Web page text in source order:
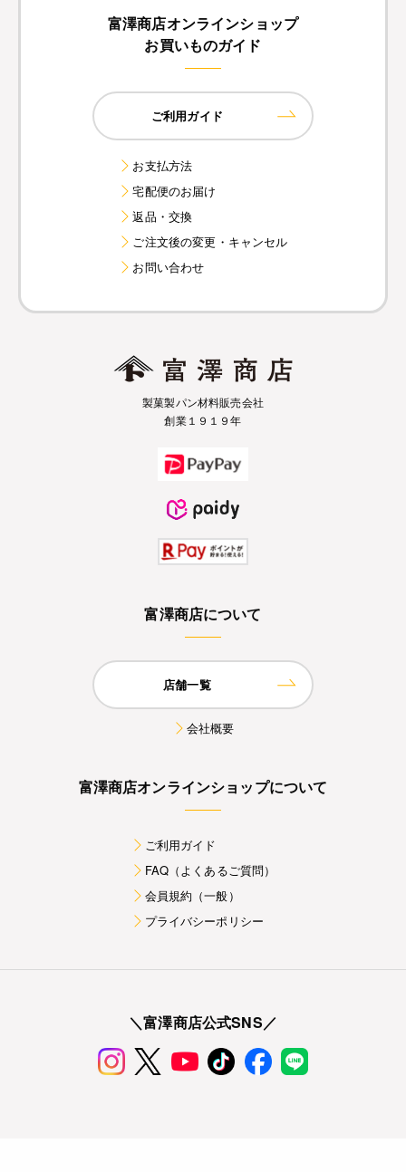
富澤商店オンラインショップ
お買いものガイド
ご利用ガイド
お支払方法
宅配便のお届け
返品・交換
ご注文後の変更・キャンセル
お問い合わせ
製菓製パン材料販売会社
創業１９１９年
富澤商店について
店舗一覧
会社概要
富澤商店オンラインショップについて
ご利用ガイド
FAQ（よくあるご質問）
会員規約（一般）
プライバシーポリシー
＼富澤商店公式SNS／